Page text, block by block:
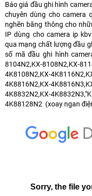
Báo giá đầu ghi hình
chuyên dùng cho camera
nghẽn băng thông cho
IP dùng cho camera ip
qua mạng chất lượng đầu
số mã đầu ghi hình
8104N2,KX-8108N2,KX-
4K8108N2,KX-
4K8816N2,KX-
4K8832N2,KX-
4K88128N2 (xoay ngan